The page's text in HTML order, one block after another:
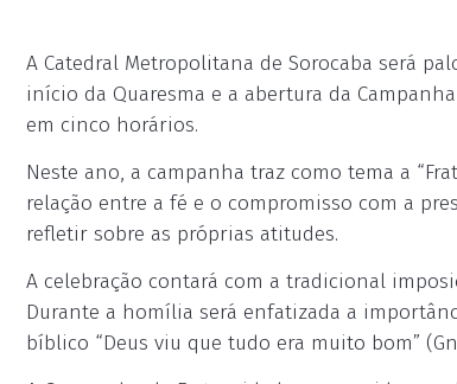
A Catedral Metropolitana de Sorocaba será
início da Quaresma e a abertura da
em cinco horários.
Neste ano, a campanha traz como tema a
relação entre a fé e o compromisso com a
refletir sobre as próprias atitudes.
A celebração contará com a tradicional
Durante a homília será enfatizada a
bíblico “Deus viu que tudo era muito bom” (Gn